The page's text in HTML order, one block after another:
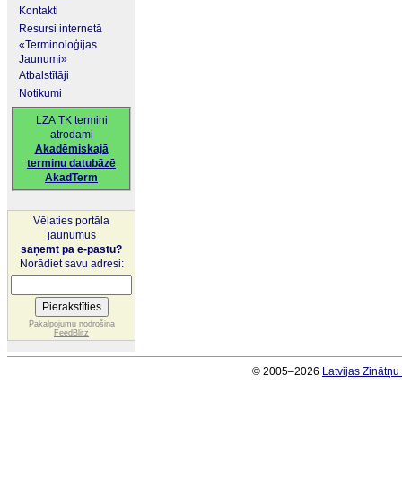
Kontakti
Resursi internetā
«Terminoloģijas
Jaunumi»
Atbalstītāji
Notikumi
LZA TK termini
atrodami
Akadēmiskajā
terminu datubāzē
AkadTerm
Vēlaties portāla
jaunumus
saņemt pa e-pastu?
Norādiet savu adresi:
Pakalpojumu nodrošina
FeedBlitz
© 2005–2026 Latvijas